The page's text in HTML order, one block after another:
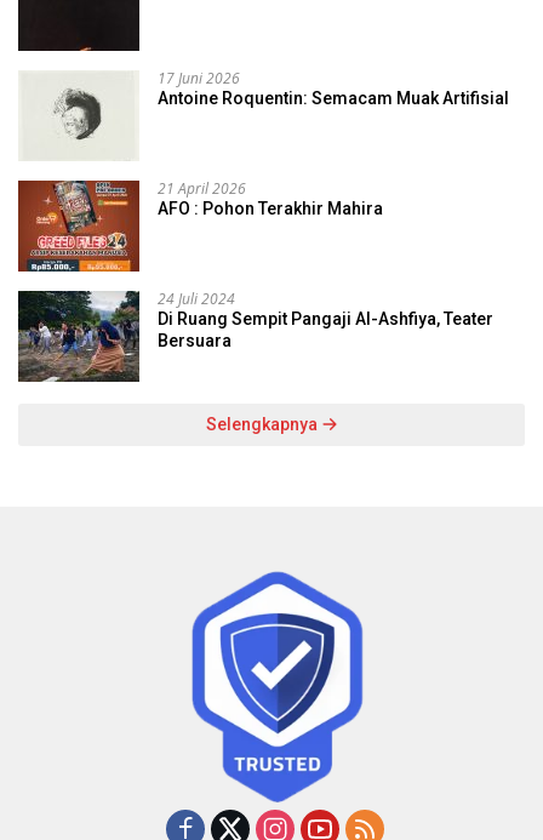
17 Juni 2026
Antoine Roquentin: Semacam Muak Artifisial
21 April 2026
AFO : Pohon Terakhir Mahira
24 Juli 2024
Di Ruang Sempit Pangaji Al-Ashfiya, Teater
Bersuara
Selengkapnya